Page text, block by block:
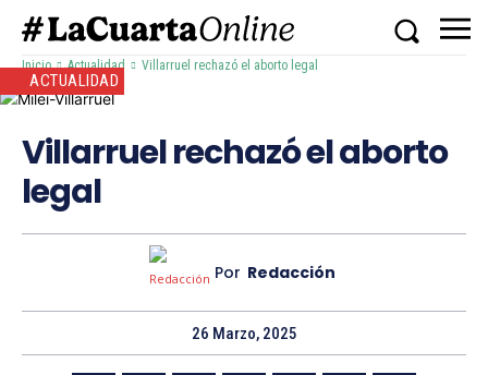
Inicio Actualidad Villarruel rechazó el aborto legal
ACTUALIDAD
Villarruel rechazó el aborto
legal
Por Redacción
26 Marzo, 2025